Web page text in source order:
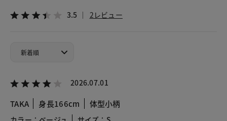
3.5 2レビュー
2026.07.01
TAKA 身長166cm 体型小柄